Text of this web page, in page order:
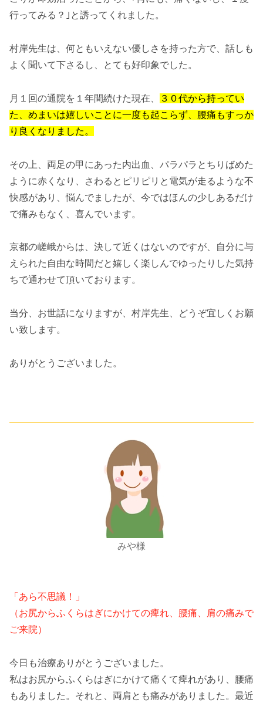
行ってみる？｣と誘ってくれました。
村岸先生は、何ともいえない優しさを持った方で、話しも
よく聞いて下さるし、とても好印象でした。
月１回の通院を１年間続けた現在、
３０代から持ってい
た、めまいは嬉しいことに一度も起こらず、腰痛もすっか
り良くなりました。
その上、両足の甲にあった内出血、パラパラとちりばめた
ように赤くなり、さわるとピリピリと電気が走るような不
快感があり、悩んでましたが、今ではほんの少しあるだけ
で痛みもなく、喜んでいます。
京都の嵯峨からは、決して近くはないのですが、自分に与
えられた自由な時間だと嬉しく楽しんでゆったりした気持
ちで通わせて頂いております。
当分、お世話になりますが、村岸先生、どうぞ宜しくお願
い致します。
ありがとうございました。
みや様
「あら不思議！」
（お尻からふくらはぎにかけての痺れ、腰痛、肩の痛みで
ご来院）
今日も治療ありがとうございました。
私はお尻からふくらはぎにかけて痛くて痺れがあり、腰痛
もありました。それと、両肩とも痛みがありました。最近